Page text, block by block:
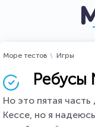
Море тестов Игры
Но это пятая
Кессе, но я